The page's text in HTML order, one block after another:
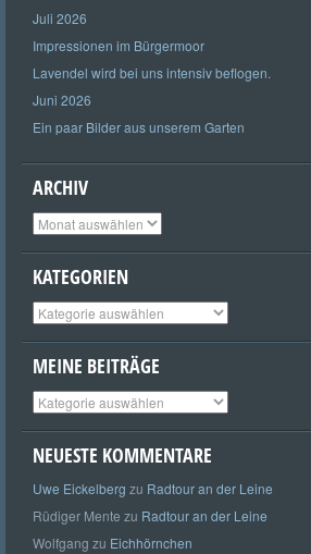
Juli 2026
Impressionen im Bürgermoor
Lavendel wird bei uns intensiv beflogen.
Juni 2026
Ein paar Bilder aus unserem Garten
ARCHIV
Archiv
KATEGORIEN
Kategorien
MEINE BEITRÄGE
Meine
Beiträge
NEUESTE KOMMENTARE
Uwe Eickelberg zu Radtour an der Leine
Rüdiger Mente zu Radtour an der Leine
Wolfgang zu Eichhörnchen